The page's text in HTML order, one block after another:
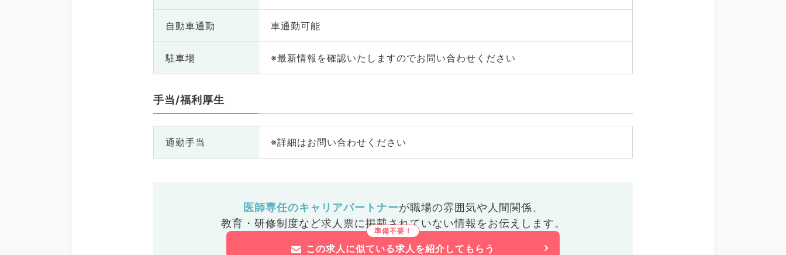
自動車通勤 車通勤可能
駐車場 ※最新情報を確認いたしますのでお問い合わせください
手当/福利厚生
通勤手当 ※詳細はお問い合わせください
医師専任のキャリアパートナーが職場の雰囲気や人間関係、
教育・研修制度など求人票に掲載されていない情報をお伝えします。
この求人に似ている求人を紹介してもらう